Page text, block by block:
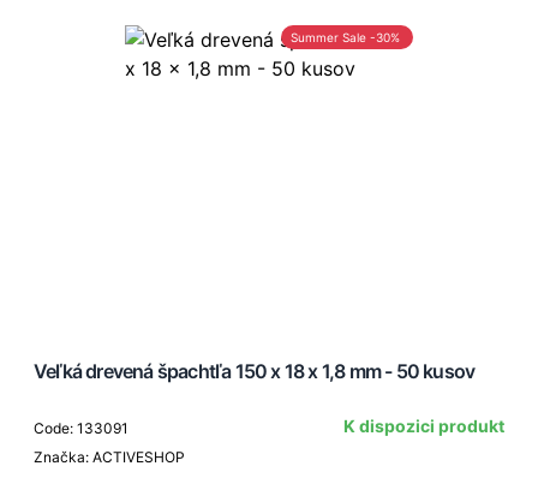
Summer Sale -30%
Veľká drevená špachtľa 150 x 18 x 1,8 mm - 50 kusov
Code: 133091
Značka: ACTIVESHOP
K dispozici produkt